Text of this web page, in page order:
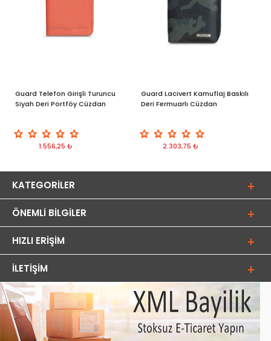
Guard Telefon Girişli Turuncu
Siyah Deri Portföy Cüzdan
1.556,25 ₺
Guard Lacivert Kamuflaj Baskılı
Deri Fermuarlı Cüzdan
2.303,75 ₺
KATEGORILER
ÖNEMLI BILGILER
HIZLI ERIŞIM
İLETIŞIM